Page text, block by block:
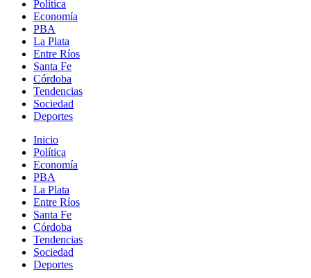
Política
Economía
PBA
La Plata
Entre Ríos
Santa Fe
Córdoba
Tendencias
Sociedad
Deportes
Inicio
Política
Economía
PBA
La Plata
Entre Ríos
Santa Fe
Córdoba
Tendencias
Sociedad
Deportes